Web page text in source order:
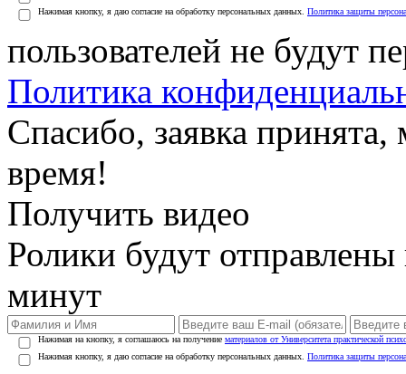
Нажимая кнопку, я даю согласие на обработку персональных данных. Политика защиты
пользователей не будут
Политика
Спасибо, заявка
время!
Получить видео
Ролики будут
минут
Нажимая на кнопку, я соглашаюсь на получение материалов от Университета практической
Нажимая кнопку, я даю согласие на обработку персональных данных. Политика защиты